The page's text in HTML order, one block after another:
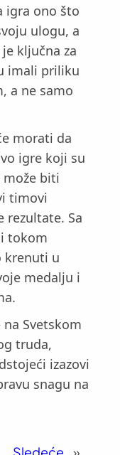
igra ono što
ulogu, a
ključna za
imali priliku
a ne samo
morati da
igre koji su
može biti
timovi
rezultate. Sa
tokom
krenuti u
medalju i
Svetskom
truda,
izazovi
snagu na